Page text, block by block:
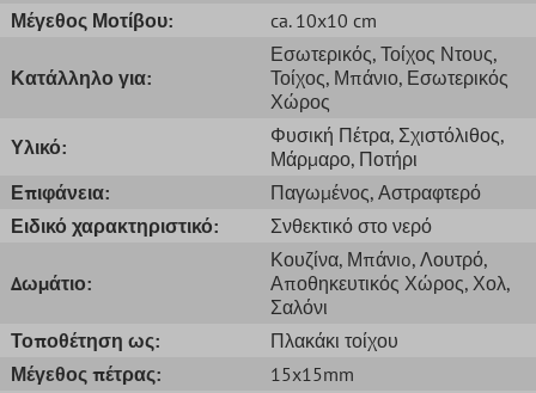
Μέγεθος Μοτίβου:
ca. 10x10 cm
Κατάλληλο για:
Εσωτερικός, Τοίχος Ντους,
Τοίχος, Μπάνιο, Εσωτερικός
Χώρος
Υλικό:
Φυσική Πέτρα, Σχιστόλιθος,
Μάρμαρο, Ποτήρι
Επιφάνεια:
Παγωμένος, Αστραφτερό
Ειδικό χαρακτηριστικό:
Σνθεκτικό στο νερό
Δωμάτιο:
Κουζίνα, Μπάνιo, Λουτρό,
Αποθηκευτικός Χώρος, Χολ,
Σαλόνι
Τοποθέτηση ως:
Πλακάκι τοίχου
Μέγεθος πέτρας:
15x15mm